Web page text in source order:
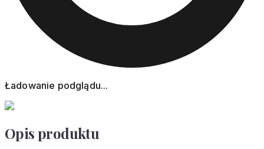
Ładowanie podglądu...
Opis produktu